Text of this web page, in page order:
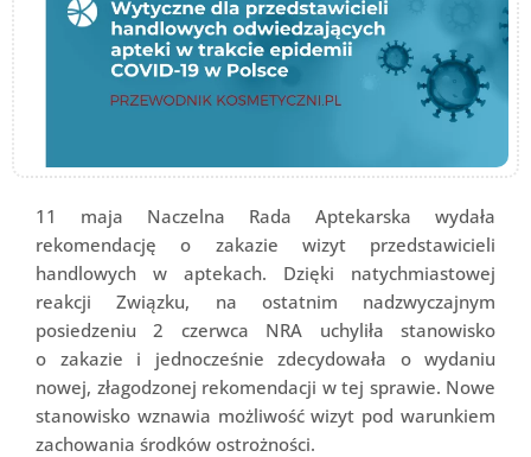
11 maja Naczelna Rada Aptekarska wydała
rekomendację o zakazie wizyt przedstawicieli
handlowych w aptekach. Dzięki natychmiastowej
reakcji Związku, na ostatnim nadzwyczajnym
posiedzeniu 2 czerwca NRA uchyliła stanowisko
o zakazie i jednocześnie zdecydowała o wydaniu
nowej, złagodzonej rekomendacji w tej sprawie. Nowe
stanowisko wznawia możliwość wizyt pod warunkiem
zachowania środków ostrożności.